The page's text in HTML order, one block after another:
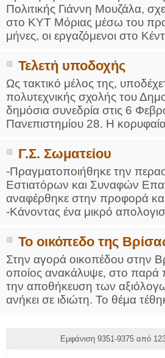
Πολιτικής Γιάννη Μουζάλα,
στο ΚΥΤ Μόριας μέσω του
μήνες, οι εργαζόμενοι στο
Τελετή υποδοχής
Ως τακτικό μέλος της,
πολυτεχνικής σχολής του
δημόσια συνεδρία στις 6
Πανεπιστημίου 28. Η
Γ.Σ. Σωματείου
-Πραγματοποιήθηκε την
Εστιατόρων και Συναφών
αναφέρθηκε στην προφορά
-Κάνοντας ένα μικρό
Το οικόπεδο της
Στην αγορά οικοπέδου στην
οποίος ανακάλυψε, στο παρά
την αποθήκευση των
ανήκει σε ιδιώτη. Το θέμα
Εμφάνιση 9351-9375 από